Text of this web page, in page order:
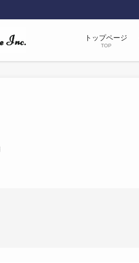
トップページ
TOP